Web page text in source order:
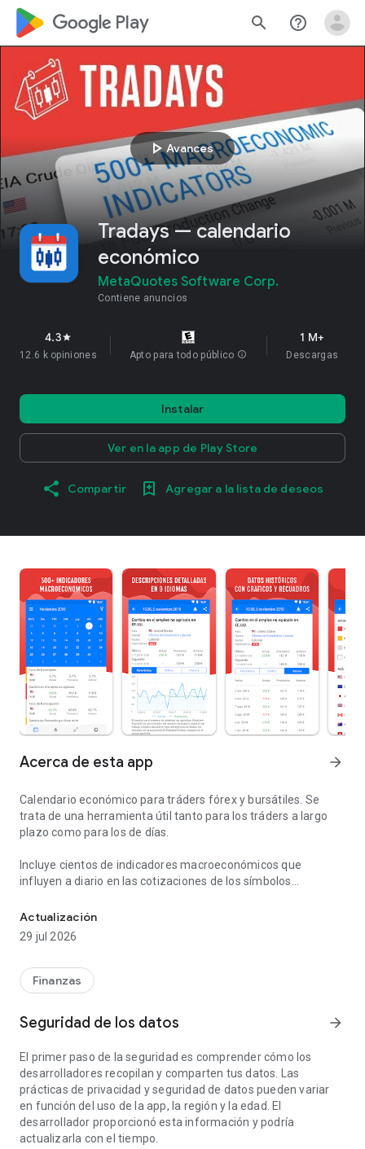
google_logo Play search help_outline
play_arrowAvances
Tradays — calendario
económico
MetaQuotes Software Corp.
Contiene anuncios
4.3star
12.6 k opiniones Apto para todo público info
1 M+
Descargas
Instalar
Ver en la app de Play Store
Compartir Agregar a la lista de deseos
Acerca de esta app arrow_forward
Calendario económico para tráders fórex y bursátiles. Se
trata de una herramienta útil tanto para los tráders a largo
plazo como para los de días.
Incluye cientos de indicadores macroeconómicos que
influyen a diario en las cotizaciones de los símbolos
opciones, entre otros. Con independencia del mercado
financiero elegido, Tradays puede servirle de ayuda a la hora
de mejorar su estrategia comercial.
600+ INDICADORES DE LAS MAYORES ECONOMÍAS
GLOBALES
importantes relacionados con las diez mayores economías
Unido, Alemania, Canadá, Australia, Nueva Zelanda, Suiza y
China. El menor cambio en las políticas económicas de estas
regiones puede tener un impacto significativo en muchos
instrumentos financieros.
Si está negociando con acciones de compañías conocidas,
Actualización
29 jul 2026
Finanzas
Seguridad de los datos arrow_forward
El primer paso de la seguridad es comprender cómo los
desarrolladores recopilan y comparten tus datos. Las
prácticas de privacidad y seguridad de datos pueden variar
en función del uso de la app, la región y la edad. El
desarrollador proporcionó esta información y podría
actualizarla con el tiempo.